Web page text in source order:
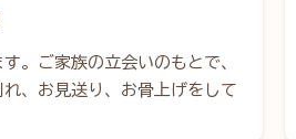
。ご家族の立会いのもとで、
、お見送り、お骨上げをして